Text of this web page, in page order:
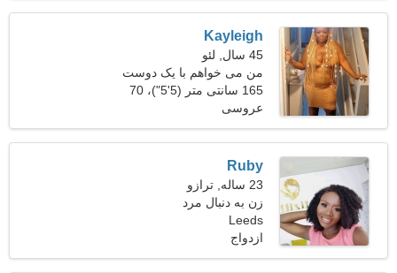
Kayleigh
45 سال, لئو
من می خواهم با یک دوست
خوب قرار بگذارم
165 سانتی متر (5'5")، 70
کیلوگرم (154 پوند)
عروسی
Ruby
23 ساله, ترازو
زن به دنبال مرد
Leeds
ازدواج